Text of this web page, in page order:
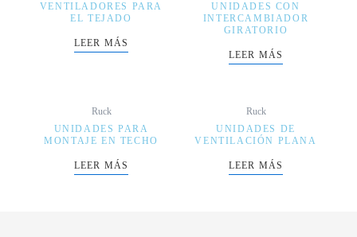
VENTILADORES PARA
EL TEJADO
LEER MÁS
UNIDADES CON
INTERCAMBIADOR
GIRATORIO
LEER MÁS
Ruck
UNIDADES PARA
MONTAJE EN TECHO
LEER MÁS
Ruck
UNIDADES DE
VENTILACIÓN PLANA
LEER MÁS